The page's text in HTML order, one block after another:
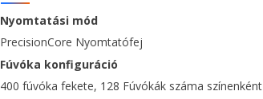
Nyomtatási mód
PrecisionCore Nyomtatófej
Fúvóka konfiguráció
400 fúvóka fekete, 128 Fúvókák száma színenként